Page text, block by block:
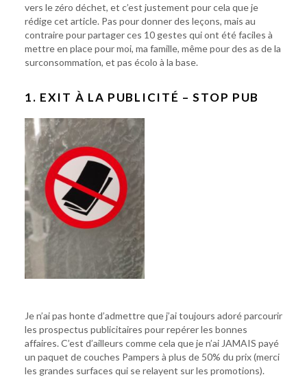
vers le zéro déchet, et c’est justement pour cela que je
rédige cet article. Pas pour donner des leçons, mais au
contraire pour partager ces 10 gestes qui ont été faciles à
mettre en place pour moi, ma famille, même pour des as de la
surconsommation, et pas écolo à la base.
1. EXIT À LA PUBLICITÉ – STOP PUB
Je n’ai pas honte d’admettre que j’ai toujours adoré parcourir
les prospectus publicitaires pour repérer les bonnes
affaires. C’est d’ailleurs comme cela que je n’ai JAMAIS payé
un paquet de couches Pampers à plus de 50% du prix (merci
les grandes surfaces qui se relayent sur les promotions).